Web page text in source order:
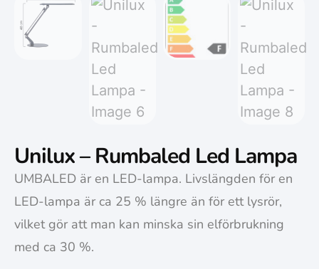
Unilux – Rumbaled Led Lampa
UMBALED är en LED-lampa. Livslängden för en
LED-lampa är ca 25 % längre än för ett lysrör,
vilket gör att man kan minska sin elförbrukning
med ca 30 %.